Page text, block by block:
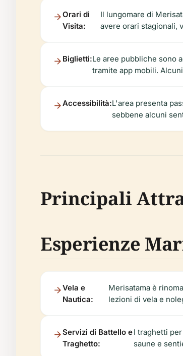
Orari di
Visita:
Il lungomare di
avere orari stagionali,
Biglietti:Le aree pubbliche sono
tramite app mobili.
Accessibilità:L'area presenta
sebbene alcuni
Principali
Esperienze
Vela e
Nautica:
Merisatama è
lezioni di vela e
Servizi di Battello e
Traghetto:
I traghetti
saune e